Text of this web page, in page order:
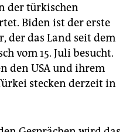
der türkischen
Biden ist der erste
der das Land seit dem
vom 15. Juli besucht.
den USA und ihrem
stecken derzeit in